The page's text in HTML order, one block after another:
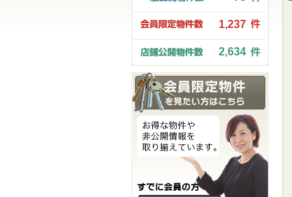
1,237
2,634